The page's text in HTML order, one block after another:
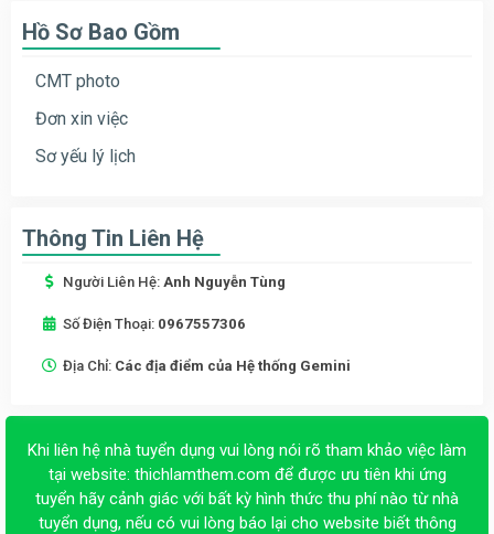
Hồ Sơ Bao Gồm
CMT photo
Đơn xin việc
Sơ yếu lý lịch
Thông Tin Liên Hệ
Người Liên Hệ: Anh Nguyễn Tùng
Số Điện Thoại: 0967557306
Địa Chỉ: Các địa điểm của Hệ thống Gemini
Khi liên hệ nhà tuyển dụng vui lòng nói rõ tham khảo việc làm
tại website: thichlamthem.com để được ưu tiên khi ứng
tuyển hãy cảnh giác với bất kỳ hình thức thu phí nào từ nhà
tuyển dụng, nếu có vui lòng báo lại cho website biết thông